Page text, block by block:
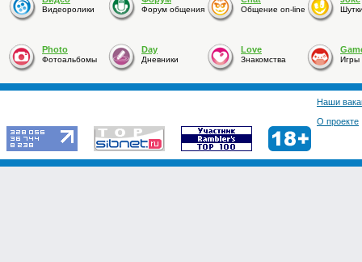
Видеоролики Форум общения Общение on-line
Photo
Фотоальбомы
Day
Дневники
Love
Знакомства Игры
Наши
О проекте